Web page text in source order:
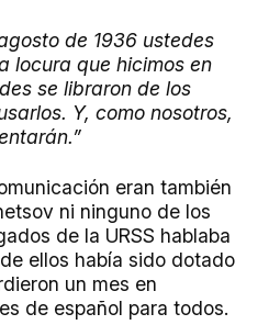
de 1936 ustedes
locura que hicimos en
se libraron de los
Y, como nosotros,
eran también
ni ninguno de los
de la URSS hablaba
ellos había sido dotado
un mes en
de español para todos.